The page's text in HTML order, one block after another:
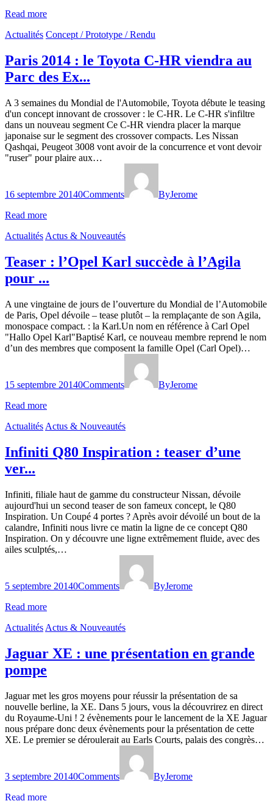
Read more
Actualités Concept / Prototype / Rendu
Paris 2014 : le Toyota C-HR viendra au
Parc des Ex...
A 3 semaines du Mondial de l'Automobile, Toyota débute le teasing
d'un concept innovant de crossover : le C-HR. Le C-HR s'infiltre
dans un nouveau segment Ce C-HR viendra placer la marque
japonaise sur le segment des crossover compacts. Les Nissan
Qashqai, Peugeot 3008 vont avoir de la concurrence et vont devoir
"ruser" pour plaire aux…
16 septembre 20140Comments ByJerome
Read more
Actualités Actus & Nouveautés
Teaser : l’Opel Karl succède à l’Agila
pour ...
A une vingtaine de jours de l’ouverture du Mondial de l’Automobile
de Paris, Opel dévoile – tease plutôt – la remplaçante de son Agila,
monospace compact. : la Karl.Un nom en référence à Carl Opel
"Hallo Opel Karl"Baptisé Karl, ce nouveau membre reprend le nom
d’un des membres que composent la famille Opel (Carl Opel)…
15 septembre 20140Comments ByJerome
Read more
Actualités Actus & Nouveautés
Infiniti Q80 Inspiration : teaser d’une
ver...
Infiniti, filiale haut de gamme du constructeur Nissan, dévoile
aujourd'hui un second teaser de son fameux concept, le Q80
Inspiration. Un Coupé 4 portes ? Après avoir dévoilé un bout de la
calandre, Infiniti nous livre ce matin la ligne de ce concept Q80
Inspiration. On y découvre une ligne extrêmement fluide, avec des
ailes sculptés,…
5 septembre 20140Comments ByJerome
Read more
Actualités Actus & Nouveautés
Jaguar XE : une présentation en grande
pompe
Jaguar met les gros moyens pour réussir la présentation de sa
nouvelle berline, la XE. Dans 5 jours, vous la découvrirez en direct
du Royaume-Uni ! 2 évènements pour le lancement de la XE Jaguar
nous prépare donc deux évènements pour la présentation de cette
XE. Le premier se déroulerait au Earls Courts, palais des congrès…
3 septembre 20140Comments ByJerome
Read more